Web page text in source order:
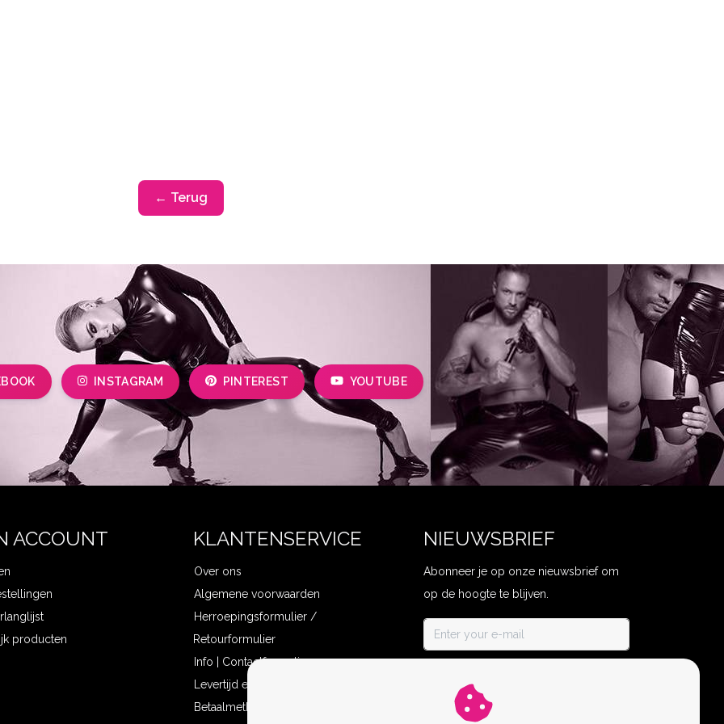
← Terug
INSTAGRAM PINTEREST YOUTUBE
ACCOUNT
producten
KLANTENSERVICE
Over ons
Algemene voorwaarden
Herroepingsformulier /
Retourformulier
Info | Contactformulier
Levertijd en verzendkosten
Betaalmethoden
NIEUWSBRIEF
Abonneer je op onze nieuwsbrief om
op de hoogte te blijven.